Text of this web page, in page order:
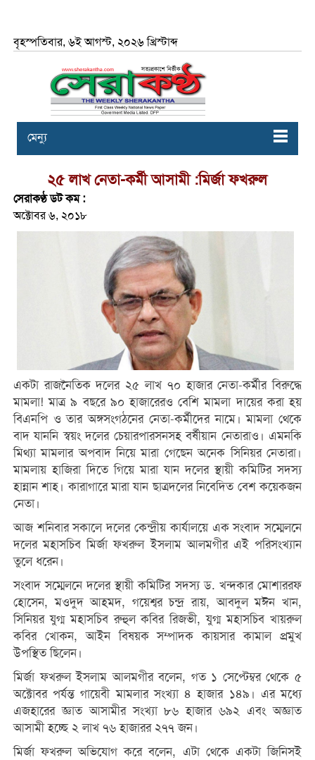
বৃহস্পতিবার, ৬ই আগস্ট, ২০২৬ খ্রিস্টাব্দ
মেন্যু
২৫ লাখ নেতা-কর্মী আসামী :মির্জা ফখরুল
সেরাকণ্ঠ ডট কম :
অক্টোবর ৬, ২০১৮
একটা রাজনৈতিক দলের ২৫ লাখ ৭০ হাজার নেতা-কর্মীর বিরুদ্ধে
মামলা! মাত্র ৯ বছরে ৯০ হাজারেরও বেশি মামলা দায়ের করা হয়
বিএনপি ও তার অঙ্গসংগঠনের নেতা-কর্মীদের নামে। মামলা থেকে
বাদ যাননি স্বয়ং দলের চেয়ারপারসনসহ বর্ষীয়ান নেতারাও। এমনকি
মিথ্যা মামলার অপবাদ নিয়ে মারা গেছেন অনেক সিনিয়র নেতারা।
মামলায় হাজিরা দিতে গিয়ে মারা যান দলের স্থায়ী কমিটির সদস্য
হান্নান শাহ। কারাগারে মারা যান ছাত্রদলের নিবেদিত বেশ কয়েকজন
নেতা।
আজ শনিবার সকালে দলের কেন্দ্রীয় কার্যালয়ে এক সংবাদ সম্মেলনে
দলের মহাসচিব মির্জা ফখরুল ইসলাম আলমগীর এই পরিসংখ্যান
তুলে ধরেন।
সংবাদ সম্মেলনে দলের স্থায়ী কমিটির সদস্য ড. খন্দকার মোশাররফ
হোসেন, মওদুদ আহমদ, গয়েশ্বর চন্দ্র রায়, আবদুল মঈন খান,
সিনিয়র যুগ্ম মহাসচিব রুহুল কবির রিজভী, যুগ্ম মহাসচিব খায়রুল
কবির খোকন, আইন বিষয়ক সম্পাদক কায়সার কামাল প্রমুখ
উপস্থিত ছিলেন।
মির্জা ফখরুল ইসলাম আলমগীর বলেন, গত ১ সেপ্টেম্বর থেকে ৫
অক্টোবর পর্যন্ত গায়েবী মামলার সংখ্যা ৪ হাজার ১৪৯। এর মধ্যে
এজহারের জ্ঞাত আসামীর সংখ্যা ৮৬ হাজার ৬৯২ এবং অজ্ঞাত
আসামী হচ্ছে ২ লাখ ৭৬ হাজারর ২৭৭ জন।
মির্জা ফখরুল অভিযোগ করে বলেন, এটা থেকে একটা জিনিসই